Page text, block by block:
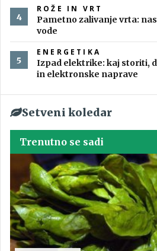
ROŽE IN VRT
Pametno zalivanje vrta:
vode
ENERGETIKA
Izpad elektrike: kaj storiti,
in elektronske naprave
Setveni koledar
Trenutno se sadi